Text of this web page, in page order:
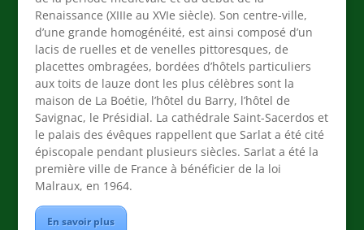
Renaissance (XIIIe au XVIe siècle). Son centre-ville,
d’une grande homogénéité, est ainsi composé d’un
lacis de ruelles et de venelles pittoresques, de
placettes ombragées, bordées d’hôtels particuliers
aux toits de lauze dont les plus célèbres sont la
maison de La Boétie, l’hôtel du Barry, l’hôtel de
Savignac, le Présidial. La cathédrale Saint-Sacerdos et
le palais des évêques rappellent que Sarlat a été cité
épiscopale pendant plusieurs siècles. Sarlat a été la
première ville de France à bénéficier de la loi
Malraux, en 1964.
En savoir plus